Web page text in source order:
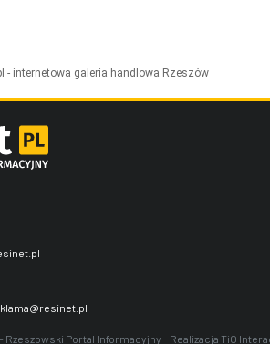
- internetowa galeria handlowa Rzeszów
Rzeszowski Portal Informacyjny Realizacja TiO